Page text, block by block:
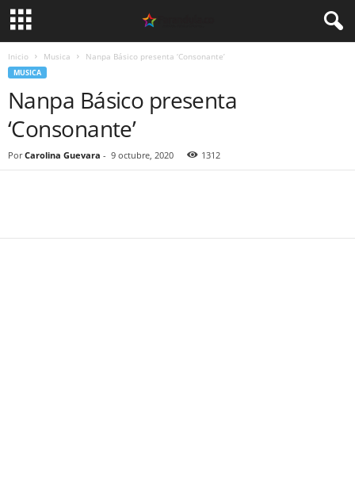
Inicio Musica Nanpa Básico presenta ‘Consonante’
MUSICA
Nanpa Básico presenta
‘Consonante’
Por Carolina Guevara - 9 octubre, 2020 1312